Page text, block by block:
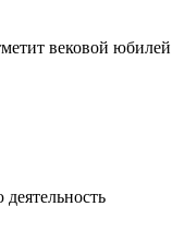
вековой юбилей